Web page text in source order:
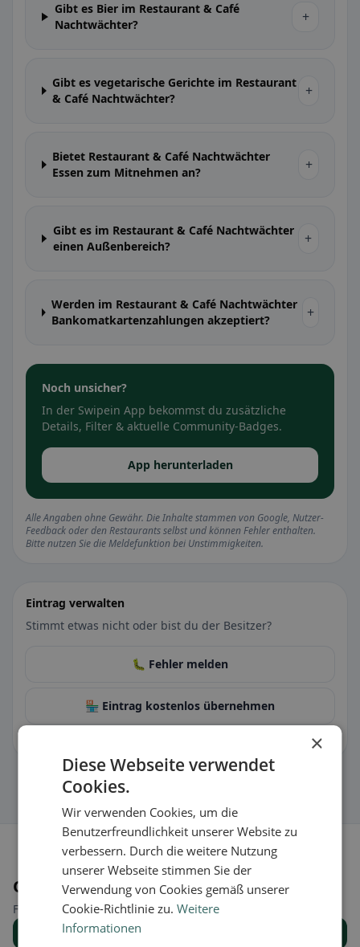
Gibt es Bier im Restaurant & Café
Nachtwächter?
+
Gibt es vegetarische Gerichte im Restaurant
& Café Nachtwächter?
+
Bietet Restaurant & Café Nachtwächter
Essen zum Mitnehmen an?
+
Gibt es im Restaurant & Café Nachtwächter
einen Außenbereich?
+
Werden im Restaurant & Café Nachtwächter
Bankomatkartenzahlungen akzeptiert?
+
Noch unsicher?
In der Swipein App bekommst du zusätzliche
Details, Filter & aktuelle Community-Badges.
App herunterladen
Alle Angaben ohne Gewähr. Die Inhalte stammen von Google, Nutzer-
Feedback oder den Restaurants selbst und können Fehler enthalten.
Bitte nutzen Sie die Meldefunktion bei Unstimmigkeiten.
Eintrag verwalten
Stimmt etwas nicht oder bist du der Besitzer?
🐛 Fehler melden
🏪 Eintrag kostenlos übernehmen
Orte in der Nähe
Finde den passenden Ort für deine Restaurantsuche.
Alle Orte anzeigen
×
Diese Webseite verwendet
Cookies.
Wir verwenden Cookies, um die
Benutzerfreundlichkeit unserer Website zu
verbessern. Durch die weitere Nutzung
unserer Webseite stimmen Sie der
Verwendung von Cookies gemäß unserer
Cookie-Richtlinie zu.Weitere
Informationen